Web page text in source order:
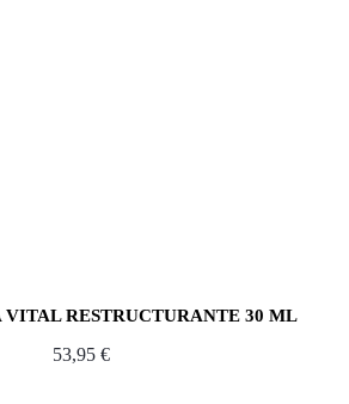
VITAL RESTRUCTURANTE 30 ML
53,95 €